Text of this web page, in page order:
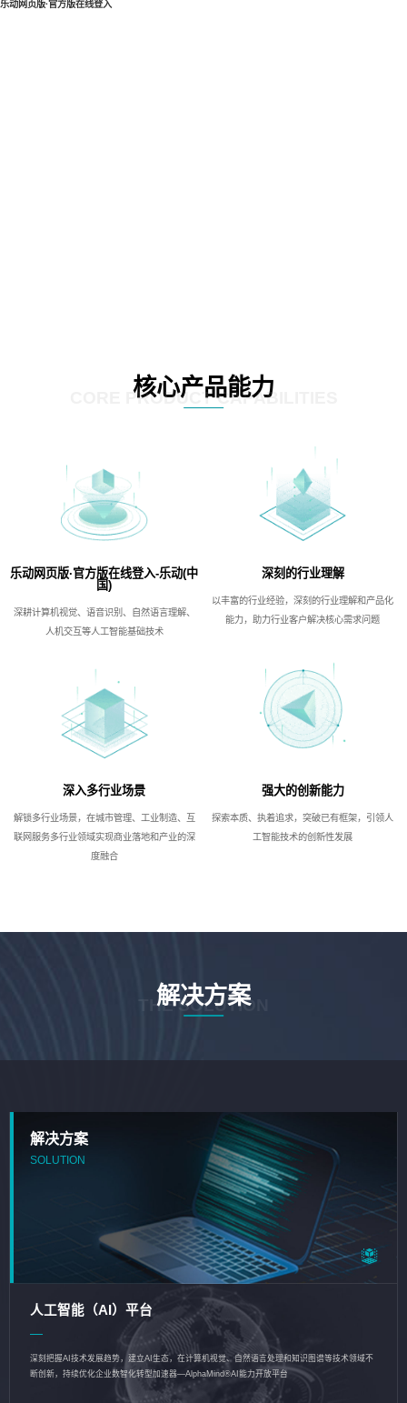
乐动网页版·官方版在线登入
核心产品能力
CORE PRODUCT CAPABILITIES
乐动网页版·官方版在线登入-乐动(中
国)
深耕计算机视觉、语音识别、自然语言理解、
人机交互等人工智能基础技术
深刻的行业理解
以丰富的行业经验，深刻的行业理解和产品化
能力，助力行业客户解决核心需求问题
深入多行业场景
解锁多行业场景，在城市管理、工业制造、互
联网服务多行业领域实现商业落地和产业的深
度融合
强大的创新能力
探索本质、执着追求，突破已有框架，引领人
工智能技术的创新性发展
解决方案
THE SOLUTION
解决方案
SOLUTION
人工智能（AI）平台
深刻把握AI技术发展趋势，建立AI生态，在计算机视觉、自然语言处理和知识图谱等技术领域不
断创新，持续优化企业数智化转型加速器—AlphaMind®AI能力开放平台